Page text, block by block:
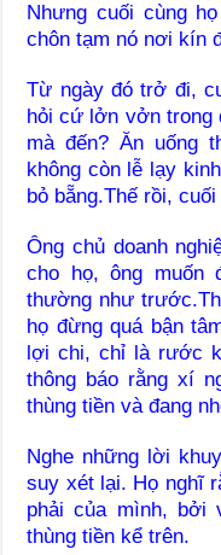
Nhưng cuối cùng
chôn tạm nó nơi kín
Từ ngày đó trở đi,
hỏi cứ lởn vởn trong
mà đến? Ăn uống
không còn lễ lạy
bỏ bẵng.Thế rồi,
Ông chủ doanh
cho họ, ông muốn
thường như
họ đừng quá bận
lợi chi, chỉ là rước
thông báo rằng xí
thùng tiền và đang
Nghe những lời
suy xét lại. Họ nghĩ
phải của mình, bởi
thùng tiền kể trên.